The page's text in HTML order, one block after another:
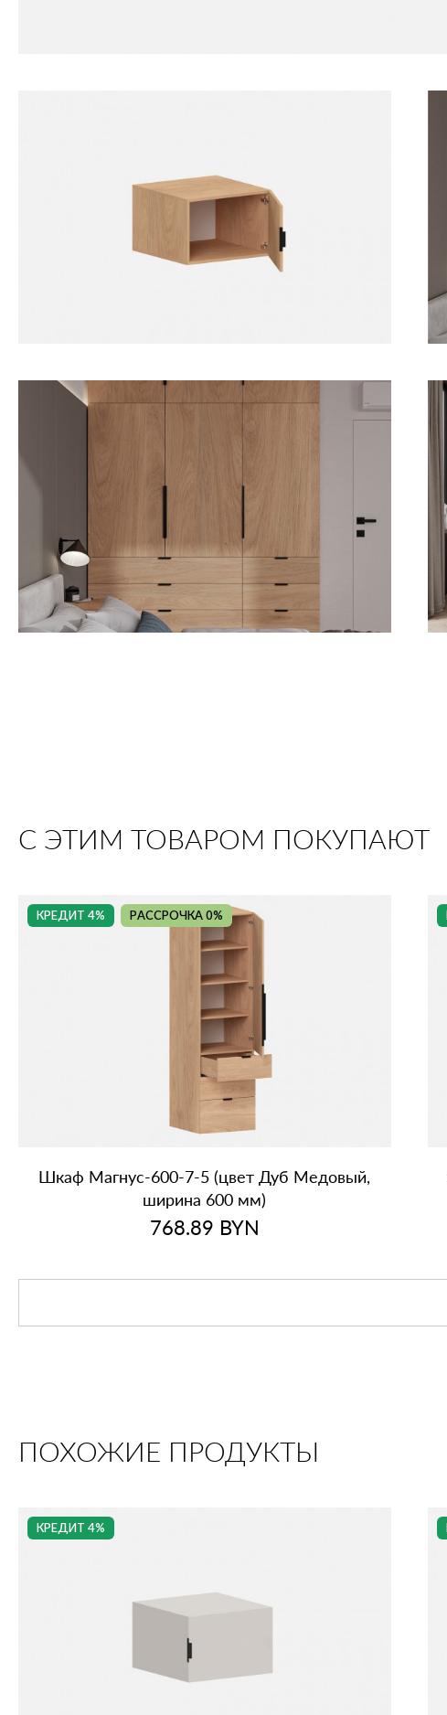
С ЭТИМ ТОВАРОМ ПОКУПАЮТ
КРЕДИТ 4% РАССРОЧКА 0%
Шкаф Магнус‑600‑7‑5 (цвет Дуб Медовый,
ширина 600 мм)
768.89 BYN
ПОХОЖИЕ ПРОДУКТЫ
КРЕДИТ 4%